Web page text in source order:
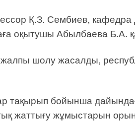
Қ.З. Сембиев, кафедра
оқытушы Абылбаева Б.А.
шолу жасалды,
тақырып бойынша
жаттығу жұмыстарын